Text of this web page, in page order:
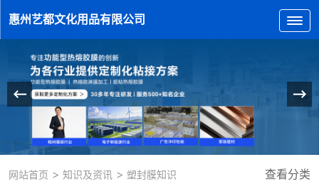
惠州艺都文化用品有限公司
网站首页 > 知识及资讯 > 塑封膜知识 查看分类